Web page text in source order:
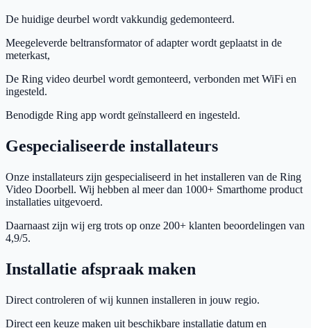
De huidige deurbel wordt vakkundig gedemonteerd.
Meegeleverde beltransformator of adapter wordt geplaatst in de
meterkast,
De Ring video deurbel wordt gemonteerd, verbonden met WiFi en
ingesteld.
Benodigde Ring app wordt geïnstalleerd en ingesteld.
Gespecialiseerde installateurs
Onze installateurs zijn gespecialiseerd in het installeren van de Ring
Video Doorbell. Wij hebben al meer dan 1000+ Smarthome product
installaties uitgevoerd.
Daarnaast zijn wij erg trots op onze 200+ klanten beoordelingen van
4,9/5.
Installatie afspraak maken
Direct controleren of wij kunnen installeren in jouw regio.
Direct een keuze maken uit beschikbare installatie datum en